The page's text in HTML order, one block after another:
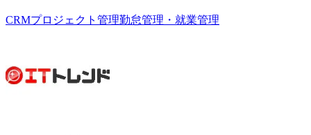
CRMプロジェクト管理勤怠管理・就業管理